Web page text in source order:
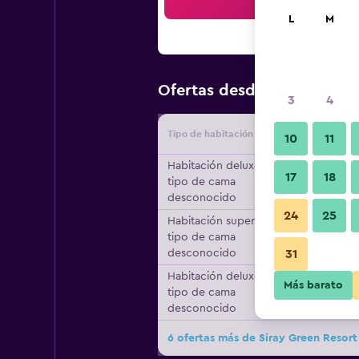
Ofertas desde Oferta
Tipo de habitación
Habitación deluxe,
tipo de cama
desconocido
Habitación superior,
tipo de cama
desconocido
Habitación deluxe,
tipo de cama
desconocido
6 ofertas más de Siray Green Resort
L M
3 4
10 11
17 18
24 25
31
Más barato